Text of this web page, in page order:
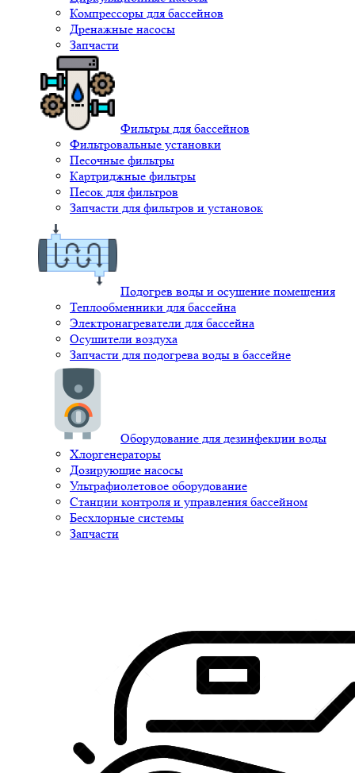
Компрессоры для бассейнов
Дренажные насосы
Запчасти
Фильтры для бассейнов
Фильтровальные установки
Песочные фильтры
Картриджные фильтры
Песок для фильтров
Запчасти для фильтров и установок
Подогрев воды и осушение помещения
Теплообменники для бассейна
Электронагреватели для бассейна
Осушители воздуха
Запчасти для подогрева воды в бассейне
Оборудование для дезинфекции воды
Хлоргенераторы
Дозирующие насосы
Ультрафиолетовое оборудование
Станции контроля и управления бассейном
Бесхлорные системы
Запчасти